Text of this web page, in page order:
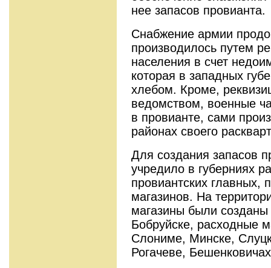
нее запасов провианта.
Снабжение армии
производилось путем
населения в счет
которая в западных
хлебом. Кроме,
ведомством, военные
в провианте, сами
районах своего
Для создания запасов
учредило в губерниях
провиантских главных,
магазинов. На
магазины были
Бобруйске, расходные
Слониме, Минске,
Рогачеве,